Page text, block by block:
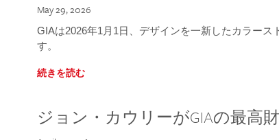
May 29, 2026
GIAは2026年1月1日、デザインを一新したカラース
す。
続きを読む
ジョン・カウリーがGIAの最高